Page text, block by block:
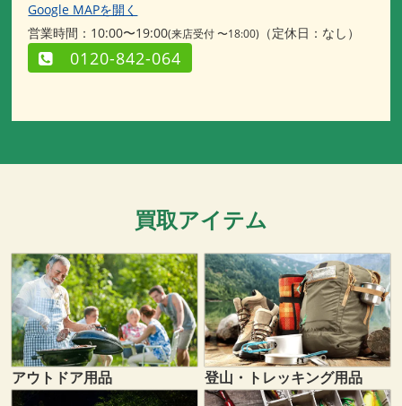
Google MAPを開く
営業時間：10:00〜19:00(来店受付 〜18:00) （定休日：なし）
0120-842-064
買取アイテム
アウトドア用品 登山・トレッキング用品